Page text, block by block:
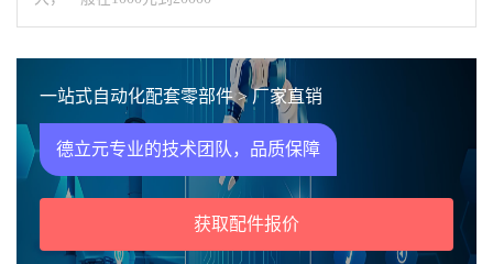
一站式自动化配套零部件 > 厂家直销
德立元专业的技术团队，品质保障
获取配件报价